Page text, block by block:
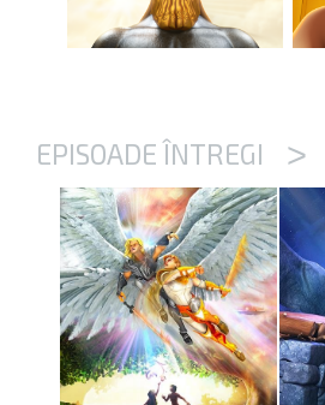
EPISOADE ÎNTREGI >